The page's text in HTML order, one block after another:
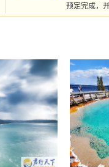
预定完成，